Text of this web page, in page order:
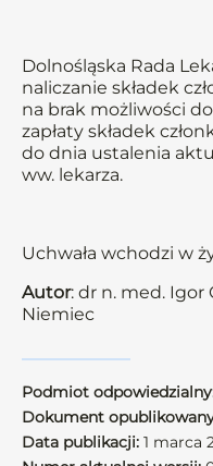
Dolnośląska Rada
naliczanie składek
na brak możliwości
zapłaty składek
do dnia ustalenia
ww. lekarza.
Uchwała wchodzi w
Autor: dr n. med. Igor
Niemiec
Podmiot
Dokument
Data publikacji: 1 marca